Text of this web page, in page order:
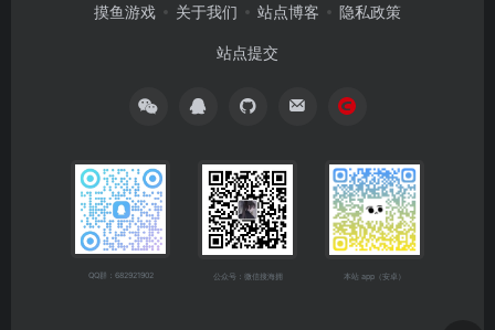
摸鱼游戏 关于我们 站点博客 隐私政策
站点提交
QQ群：682921902 公众号：微信搜海拥 本站 app（安卓）